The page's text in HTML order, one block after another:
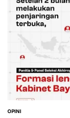
POSTED
OPINI